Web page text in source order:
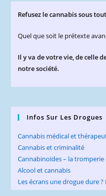
Refusez le cannabis sous
Quel que soit le prétexte
Il y va de votre vie, de celle
notre société.
Infos Sur Les Drogues
Cannabis médical et
Cannabis et criminalité
Cannabinoïdes – la
Alcool et cannabis
Les écrans une drogue dure